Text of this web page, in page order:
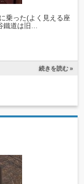
乗った(よく見える座
鐵道は旧…
続きを読む »